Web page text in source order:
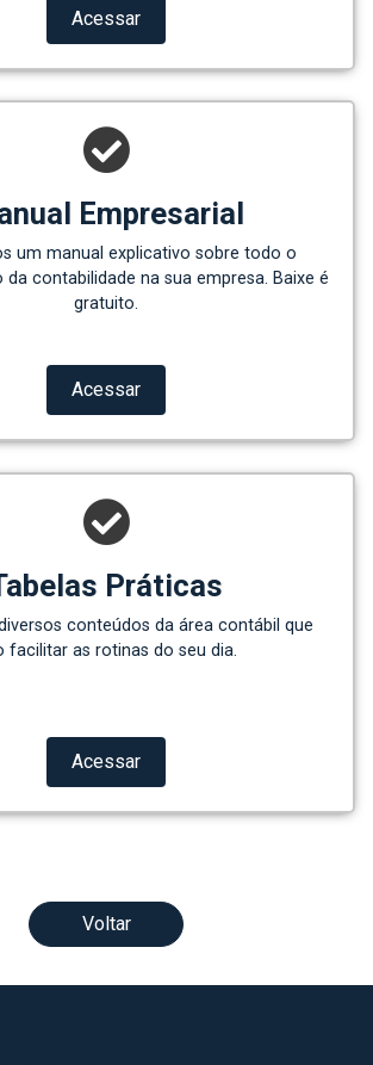
Acessar
Empresarial
um manual explicativo sobre todo o
contabilidade na sua empresa. Baixe é
gratuito.
Acessar
Práticas
conteúdos da área contábil que
facilitar as rotinas do seu dia.
Acessar
Voltar